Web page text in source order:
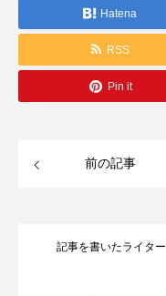
Hatena
RSS
Pin it
前の記事
記事を書いたライター